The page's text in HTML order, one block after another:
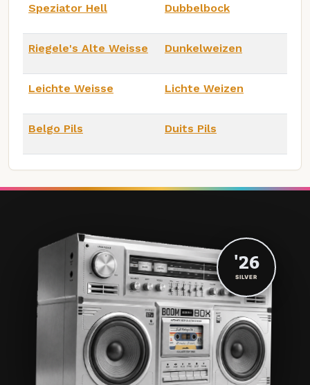
Speziator Hell Dubbelbock
Riegele's Alte Weisse Dunkelweizen
Leichte Weisse Lichte Weizen
Belgo Pils Duits Pils
'26
SILVER